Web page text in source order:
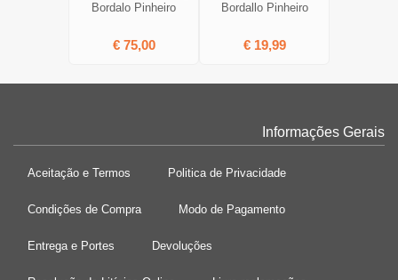
Bordalo Pinheiro
€ 75,00
Bordallo Pinheiro
€ 19,99
Informações Gerais
Aceitação e Termos Politica de Privacidade
Condições de Compra Modo de Pagamento
Entrega e Portes Devoluções